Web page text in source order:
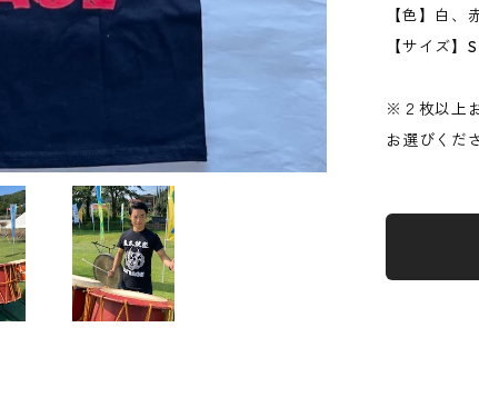
【色】白
【サイズ
※２枚以上
お選びくだ